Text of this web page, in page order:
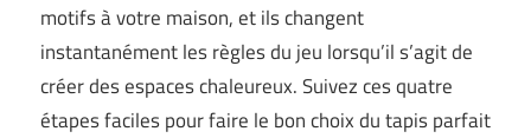
motifs à votre maison, et ils changent
instantanément les règles du jeu lorsqu’il s’agit de
créer des espaces chaleureux. Suivez ces quatre
étapes faciles pour faire le bon choix du tapis parfait